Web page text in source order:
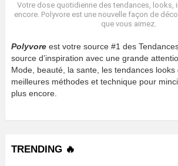
Votre dose quotidienne des tendances, looks,
encore. Polyvore est une nouvelle façon de
que vous aimez.
Polyvore est votre source #1 des
source d’inspiration avec une grande
Mode, beauté, la sante, les tendances looks
meilleures méthodes et technique pour
plus encore.
TRENDING 🔥